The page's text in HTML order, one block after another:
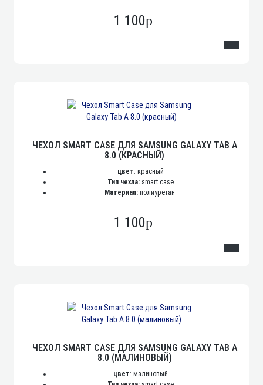
1 100p
ЧЕХОЛ SMART CASE ДЛЯ SAMSUNG GALAXY TAB A
8.0 (КРАСНЫЙ)
цвет: красный
Тип чехла: smart case
Материал: полиуретан
1 100p
ЧЕХОЛ SMART CASE ДЛЯ SAMSUNG GALAXY TAB A
8.0 (МАЛИНОВЫЙ)
цвет: малиновый